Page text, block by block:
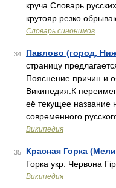
круча Словарь
крутояр резко
Словарь синонимов
34 Павлово (город,
страницу
Пояснение причин и
Википедия:К
её текущее название
современного
Википедия
35 Красная Горка
Горка укр. Червона
Википедия